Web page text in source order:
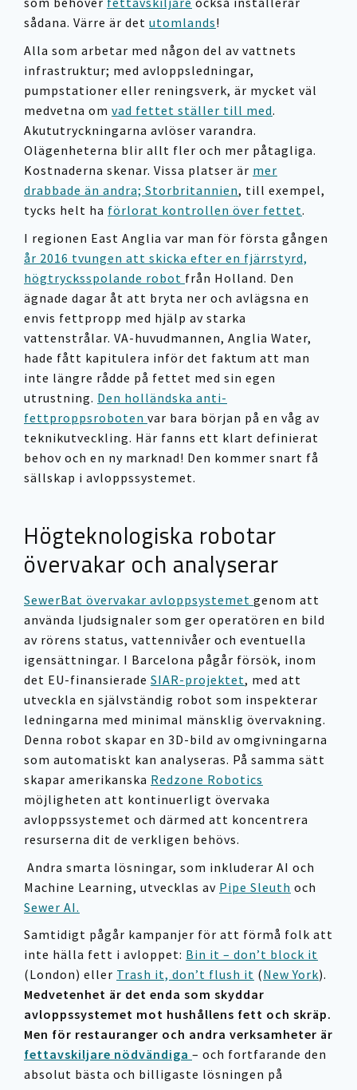
sådana. Värre är det utomlands!
Alla som arbetar med någon del av vattnets
infrastruktur; med avloppsledningar,
pumpstationer eller reningsverk, är mycket väl
medvetna om vad fettet ställer till med.
Akututryckningarna avlöser varandra.
Olägenheterna blir allt fler och mer påtagliga.
Kostnaderna skenar. Vissa platser är mer
drabbade än andra; Storbritannien, till exempel,
tycks helt ha förlorat kontrollen över fettet.
I regionen East Anglia var man för första gången
år 2016 tvungen att skicka efter en fjärrstyrd,
högtrycksspolande robot från Holland. Den
ägnade dagar åt att bryta ner och avlägsna en
envis fettpropp med hjälp av starka
vattenstrålar. VA-huvudmannen, Anglia Water,
hade fått kapitulera inför det faktum att man
inte längre rådde på fettet med sin egen
utrustning. Den holländska anti-
fettproppsroboten var bara början på en våg av
teknikutveckling. Här fanns ett klart definierat
behov och en ny marknad! Den kommer snart få
sällskap i avloppssystemet.
Högteknologiska robotar
övervakar och analyserar
SewerBat övervakar avloppsystemet genom att
använda ljudsignaler som ger operatören en bild
av rörens status, vattennivåer och eventuella
igensättningar. I Barcelona pågår försök, inom
det EU-finansierade SIAR-projektet, med att
utveckla en självständig robot som inspekterar
ledningarna med minimal mänsklig övervakning.
Denna robot skapar en 3D-bild av omgivningarna
som automatiskt kan analyseras. På samma sätt
skapar amerikanska Redzone Robotics
möjligheten att kontinuerligt övervaka
avloppssystemet och därmed att koncentrera
resurserna dit de verkligen behövs.
Andra smarta lösningar, som inkluderar AI och
Machine Learning, utvecklas av Pipe Sleuth och
Sewer AI.
Samtidigt pågår kampanjer för att förmå folk att
inte hälla fett i avloppet: Bin it – don’t block it
(London) eller Trash it, don’t flush it (New York).
Medvetenhet är det enda som skyddar
avloppssystemet mot hushållens fett och skräp.
Men för restauranger och andra verksamheter är
fettavskiljare nödvändiga – och fortfarande den
absolut bästa och billigaste lösningen på